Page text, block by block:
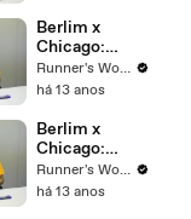
Berlim x
Chicago:
Video 4 - O
PERCURSO
Runner's World Brasil
há 13 anos
Berlim x
Chicago:
Video 3 - O
CLIMA
Runner's World Brasil
há 13 anos